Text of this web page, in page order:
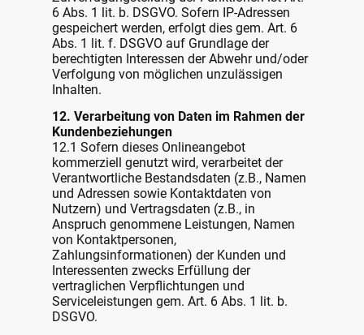
6 Abs. 1 lit. b. DSGVO. Sofern IP-Adressen
gespeichert werden, erfolgt dies gem. Art. 6
Abs. 1 lit. f. DSGVO auf Grundlage der
berechtigten Interessen der Abwehr und/oder
Verfolgung von möglichen unzulässigen
Inhalten.
12. Verarbeitung von Daten im Rahmen der
Kundenbeziehungen
12.1 Sofern dieses Onlineangebot
kommerziell genutzt wird, verarbeitet der
Verantwortliche Bestandsdaten (z.B., Namen
und Adressen sowie Kontaktdaten von
Nutzern) und Vertragsdaten (z.B., in
Anspruch genommene Leistungen, Namen
von Kontaktpersonen,
Zahlungsinformationen) der Kunden und
Interessenten zwecks Erfüllung der
vertraglichen Verpflichtungen und
Serviceleistungen gem. Art. 6 Abs. 1 lit. b.
DSGVO.